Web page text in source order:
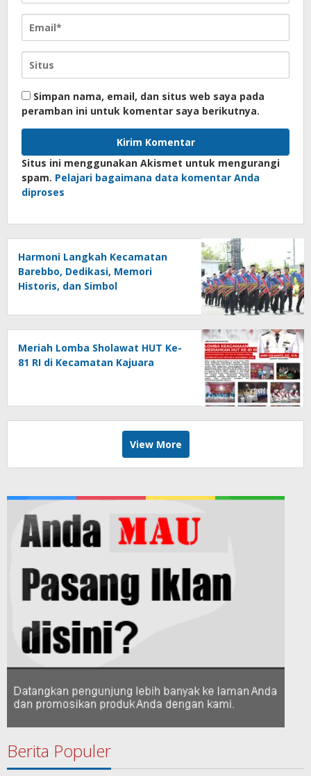
Simpan nama, email, dan situs web saya pada
peramban ini untuk komentar saya berikutnya.
Situs ini menggunakan Akismet untuk mengurangi
spam. Pelajari bagaimana data komentar Anda
diproses
Harmoni Langkah Kecamatan
Barebbo, Dedikasi, Memori
Historis, dan Simbol
Meriah Lomba Sholawat HUT Ke-
81 RI di Kecamatan Kajuara
View More
Berita Populer